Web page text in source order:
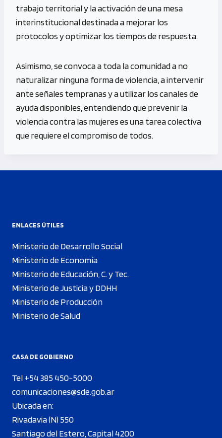
trabajo territorial y la activación de una mesa
interinstitucional destinada a mejorar los
protocolos y optimizar los tiempos de respuesta.
Asimismo, se convoca a toda la comunidad a no
naturalizar ninguna forma de violencia, a intervenir
ante señales tempranas y a utilizar los canales de
ayuda disponibles, entendiendo que prevenir la
violencia contra las mujeres es una tarea colectiva
que requiere el compromiso de todos.
ENLACES ÚTILES
Ministerio de Desarrollo Social
Ministerio de Economía
Ministerio de Educación, C. y Tec.
Ministerio de Justicia y DDHH
Ministerio de Producción
Ministerio de Salud
CASA DE GOBIERNO
Tel +54 385 450-5000
comunicaciones@sde.gob.ar
Ubicada en:
Rivadavia (N) 550
Santiago del Estero, Capital 4200